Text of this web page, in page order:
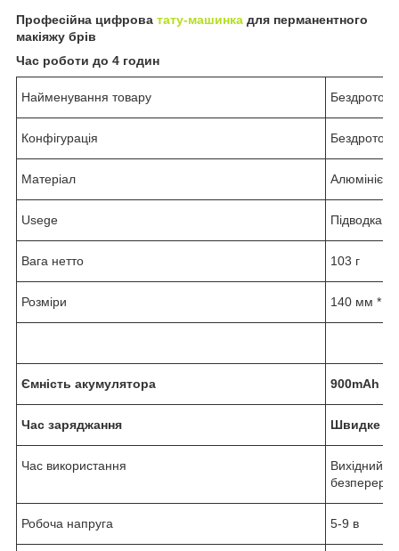
Професійна цифрова тату-машинка для перманентного
макіяжу брів
Час роботи до 4 годин
Найменування товару
Конфігурація
Матеріал
Usege Підводка
Вага нетто 103 г
Розміри 140 мм *
Ємність акумулятора 900mAh
Час заряджання Швидке
Час використання
Вихідний
Робоча напруга 5-9 в